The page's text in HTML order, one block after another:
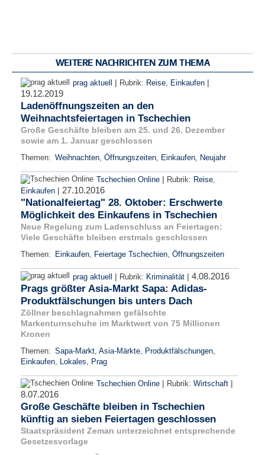
WEITERE NACHRICHTEN ZUM THEMA
prag aktuell | Rubrik: Reise, Einkaufen |
19.12.2019
Ladenöffnungszeiten an den
Weihnachtsfeiertagen in Tschechien
Große Geschäfte bleiben am 25. und 26. Dezember
sowie am 1. Januar geschlossen
Themen: Weihnachten, Öffnungszeiten, Einkaufen, Neujahr
Tschechien Online | Rubrik: Reise,
Einkaufen | 27.10.2016
"Nationalfeiertag" 28. Oktober: Erschwerte
Möglichkeit des Einkaufens in Tschechien
Neue Regelung zum Ladenschluss an Feiertagen:
Viele Geschäfte bleiben erstmals geschlossen
Themen: Einkaufen, Feiertage Tschechien, Öffnungszeiten
prag aktuell | Rubrik: Kriminalität | 4.08.2016
Prags größter Asia-Markt Sapa: Adidas-
Produktfälschungen bis unters Dach
Zöllner beschlagnahmen gefälschte
Markenturnschuhe im Marktwert von 75 Millionen
Kronen
Themen: Sapa-Markt, Asia-Märkte, Produktfälschungen,
Einkaufen, Lokales, Prag
Tschechien Online | Rubrik: Wirtschaft |
8.07.2016
Große Geschäfte bleiben in Tschechien
künftig an sieben Feiertagen geschlossen
Staatspräsident Zeman unterzeichnet entsprechende
Gesetzesvorlage